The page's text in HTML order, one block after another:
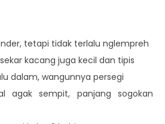
tetapi tidak terlalu nglempreh
kacang juga kecil dan tipis
dalam, wangunnya persegi
agak sempit, panjang sogokan